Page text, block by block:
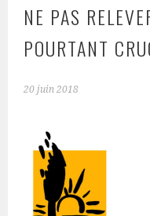
NE PAS
POURTANT
20 juin 2018